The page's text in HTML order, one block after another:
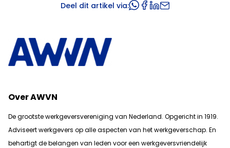
Deel dit artikel via:
Over AWVN
De grootste werkgeversvereniging van Nederland. Opgericht in 1919.
Adviseert werkgevers op alle aspecten van het werkgeverschap. En
behartigt de belangen van leden voor een werkgeversvriendelijk